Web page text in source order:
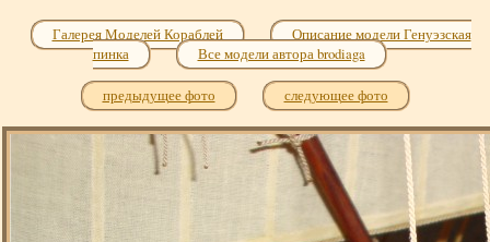
Галерея Моделей Кораблей
Описание модели Генуэзская
пинка
Все модели автора brodiaga
предыдущее фото следующее фото